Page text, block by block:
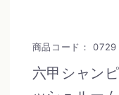
商品コード：0729
六甲シャン